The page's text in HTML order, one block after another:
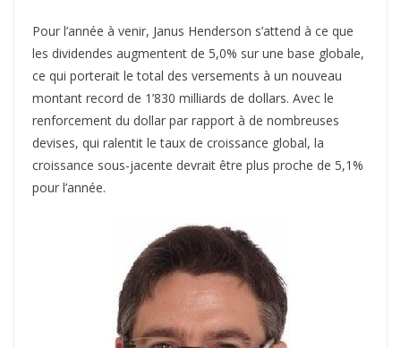
Pour l’année à venir, Janus Henderson s’attend à ce que
les dividendes augmentent de 5,0% sur une base globale,
ce qui porterait le total des versements à un nouveau
montant record de 1’830 milliards de dollars. Avec le
renforcement du dollar par rapport à de nombreuses
devises, qui ralentit le taux de croissance global, la
croissance sous-jacente devrait être plus proche de 5,1%
pour l’année.